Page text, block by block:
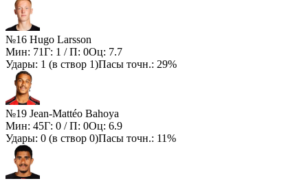
№16 Hugo Larsson
Мин: 71Г: 1 / П: 0Оц: 7.7
Удары: 1 (в створ 1)Пасы точн.: 29%
№19 Jean-Mattéo Bahoya
Мин: 45Г: 0 / П: 0Оц: 6.9
Удары: 0 (в створ 0)Пасы точн.: 11%